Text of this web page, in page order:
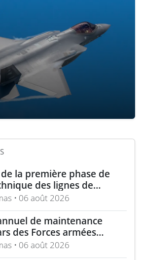
la première phase de
des lignes de
gros calibre
• 06 août 2026
de maintenance
des Forces armées
• 06 août 2026